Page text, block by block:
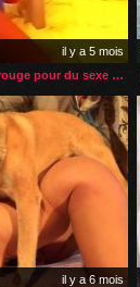
il y a 5 mois
Elle porte sa lingerie rouge pour du sexe avec son gros chien
il y a 6 mois